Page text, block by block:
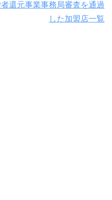
還元事業事務局審査を通過
した加盟店一覧